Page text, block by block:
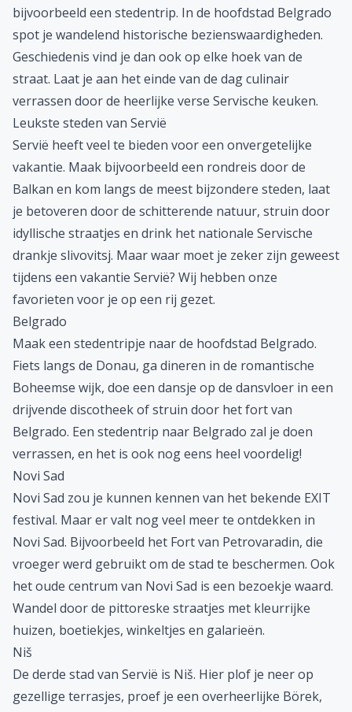
bijvoorbeeld een stedentrip. In de hoofdstad Belgrado
spot je wandelend historische bezienswaardigheden.
Geschiedenis vind je dan ook op elke hoek van de
straat. Laat je aan het einde van de dag culinair
verrassen door de heerlijke verse Servische keuken.
Leukste steden van Servië
Servië heeft veel te bieden voor een onvergetelijke
vakantie. Maak bijvoorbeeld een rondreis door de
Balkan en kom langs de meest bijzondere steden, laat
je betoveren door de schitterende natuur, struin door
idyllische straatjes en drink het nationale Servische
drankje slivovitsj. Maar waar moet je zeker zijn geweest
tijdens een vakantie Servië? Wij hebben onze
favorieten voor je op een rij gezet.
Belgrado
Maak een stedentripje naar de hoofdstad Belgrado.
Fiets langs de Donau, ga dineren in de romantische
Boheemse wijk, doe een dansje op de dansvloer in een
drijvende discotheek of struin door het fort van
Belgrado. Een stedentrip naar Belgrado zal je doen
verrassen, en het is ook nog eens heel voordelig!
Novi Sad
Novi Sad zou je kunnen kennen van het bekende EXIT
festival. Maar er valt nog veel meer te ontdekken in
Novi Sad. Bijvoorbeeld het Fort van Petrovaradin, die
vroeger werd gebruikt om de stad te beschermen. Ook
het oude centrum van Novi Sad is een bezoekje waard.
Wandel door de pittoreske straatjes met kleurrijke
huizen, boetiekjes, winkeltjes en galarieën.
Niš
De derde stad van Servië is Niš. Hier plof je neer op
gezellige terrasjes, proef je een overheerlijke Börek,